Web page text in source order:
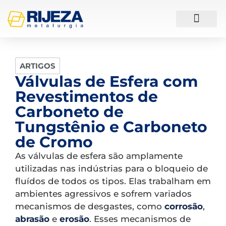
ARTIGOS
Válvulas de Esfera com
Revestimentos de
Carboneto de
Tungstênio e Carboneto
de Cromo
As válvulas de esfera são amplamente
utilizadas nas indústrias para o bloqueio de
fluídos de todos os tipos. Elas trabalham em
ambientes agressivos e sofrem variados
mecanismos de desgastes, como corrosão,
abrasão e erosão. Esses mecanismos de